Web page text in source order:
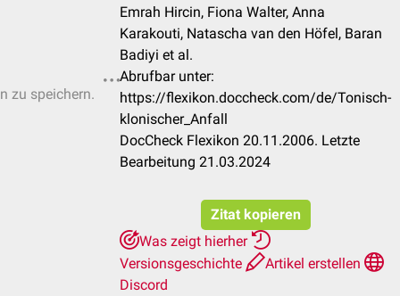
zu speichern.
Emrah Hircin, Fiona Walter, Anna
Karakouti, Natascha van den Höfel, Baran
Badiyi et al.
Abrufbar unter:
https://flexikon.doccheck.com/de/Tonisch-
klonischer_Anfall
DocCheck Flexikon 20.11.2006. Letzte
Bearbeitung 21.03.2024
Zitat kopieren
Was zeigt hierher
Versionsgeschichte
Artikel erstellen
Discord